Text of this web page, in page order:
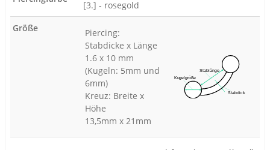
[3.] - rosegold
Größe
Piercing:
Stabdicke x Länge
1.6 x 10 mm
(Kugeln: 5mm und
6mm)
Kreuz: Breite x
Höhe
13,5mm x 21mm